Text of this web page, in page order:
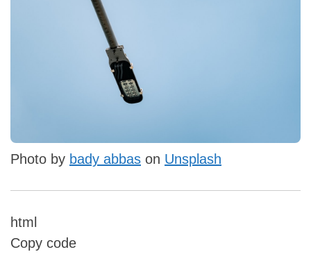
Photo by bady abbas on Unsplash
html
Copy code